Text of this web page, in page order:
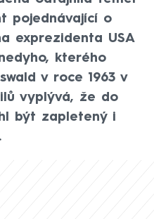
pojednávající o
exprezidenta USA
kterého
v roce 1963 v
vyplývá, že do
být zapletený i